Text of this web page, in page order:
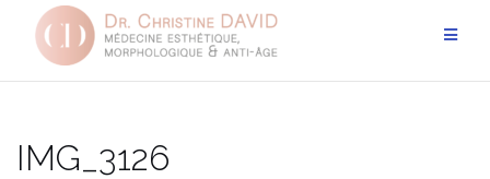
contenu
IMG_3126